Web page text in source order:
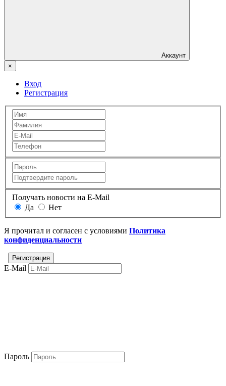
Аккаунт
×
Вход
Регистрация
Получать новости на E-Mail
Да
Нет
Я прочитал и согласен с условиями Политика
конфиденциальности
E-Mail
Пароль